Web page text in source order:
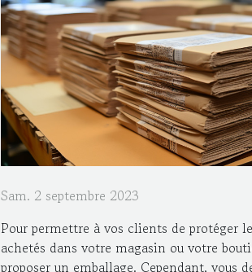
Sam. 2 septembre 2023
Pour permettre à vos clients de protéger
achetés dans votre magasin ou votre
proposer un emballage. Cependant, vous